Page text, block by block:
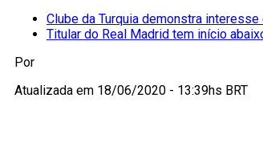
Clube da Turquia demonstra
Titular do Real Madrid tem início
Por
Atualizada em 18/06/2020 - 13:39hs BRT